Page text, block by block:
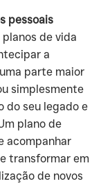
pessoais
de vida
a
parte maior
simplesmente
do seu legado e
plano de
acompanhar
transformar em
de novos